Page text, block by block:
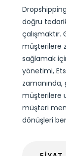
doğru
çalışmaktır.
müşterilere
sağlamak
yönetimi,
müşterilere
müşteri
dönüşleri